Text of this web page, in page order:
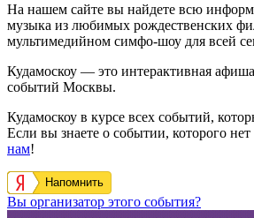
На нашем сайте вы найдете всю
музыка из любимых рождественских
мультимедийном симфо-шоу для всей
Кудамоскоу — это интерактивная
событий Москвы.
Кудамоскоу в курсе всех событий,
Если вы знаете о событии, которого нет
нам!
Напомнить
Вы организатор этого события?